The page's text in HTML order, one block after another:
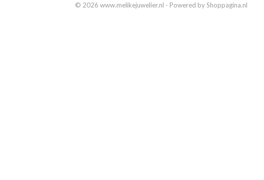
© 2026 www.melikejuwelier.nl - Powered by Shoppagina.nl